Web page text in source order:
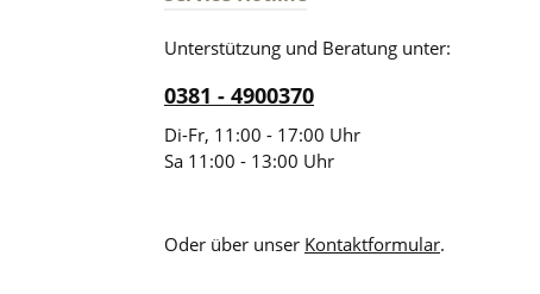
Unterstützung und Beratung unter:
0381 - 4900370
Di-Fr, 11:00 - 17:00 Uhr
Sa 11:00 - 13:00 Uhr
Oder über unser Kontaktformular.